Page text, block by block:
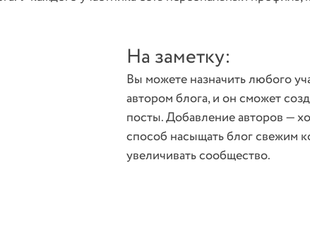
На заметку:
Вы можете назначить любого
автором блога, и он сможет
посты. Добавление авторов —
способ насыщать блог свежим
увеличивать сообщество.